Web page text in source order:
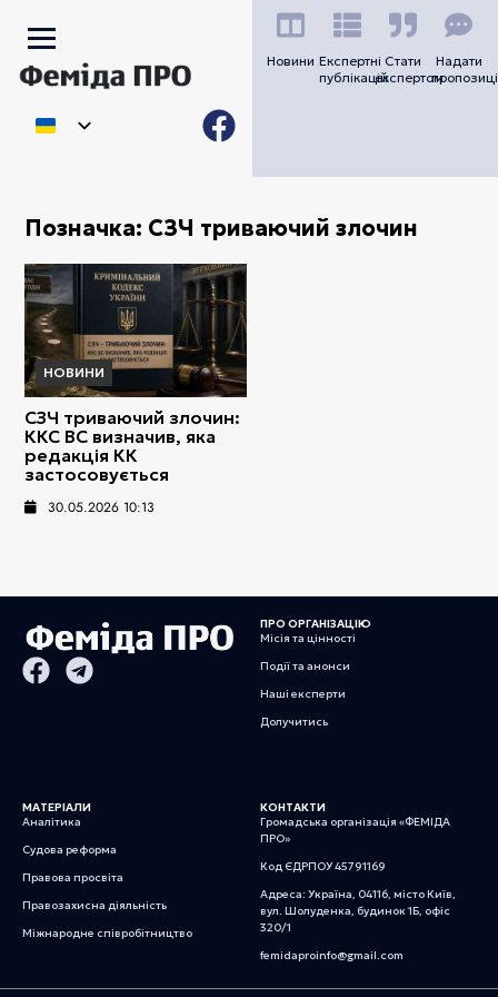
Новини Експертні
публікацій
Стати
експертом
Надати
Позначка: СЗЧ триваючий злочин
НОВИНИ
СЗЧ триваючий злочин:
ККС ВС визначив, яка
редакція КК
застосовується
30.05.2026 10:13
ПРО ОРГАНІЗАЦІЮ
Місія та цінності
Події та анонси
Наші експерти
Долучитись
МАТЕРІАЛИ
Аналітика
Судова реформа
Правова просвіта
Правозахисна діяльність
Міжнародне співробітництво
КОНТАКТИ
Громадська організація «ФЕМІДА
ПРО»
Код ЄДРПОУ 45791169
Адреса: Україна, 04116, місто Київ,
вул. Шолуденка, будинок 1Б, офіс
320/1
femidaproinfo@gmail.com